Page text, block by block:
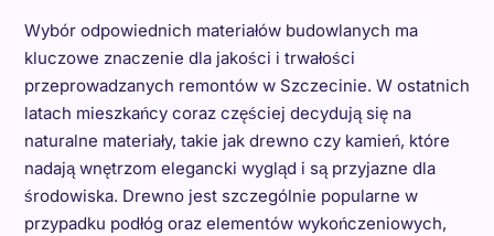
Wybór odpowiednich materiałów budowlanych ma
kluczowe znaczenie dla jakości i trwałości
przeprowadzanych remontów w Szczecinie. W ostatnich
latach mieszkańcy coraz częściej decydują się na
naturalne materiały, takie jak drewno czy kamień, które
nadają wnętrzom elegancki wygląd i są przyjazne dla
środowiska. Drewno jest szczególnie popularne w
przypadku podłóg oraz elementów wykończeniowych,